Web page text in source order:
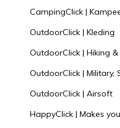
CampingClick |
OutdoorClick | Kleding
OutdoorClick | Hiking
OutdoorClick | Military,
OutdoorClick | Airsoft
HappyClick | Makes